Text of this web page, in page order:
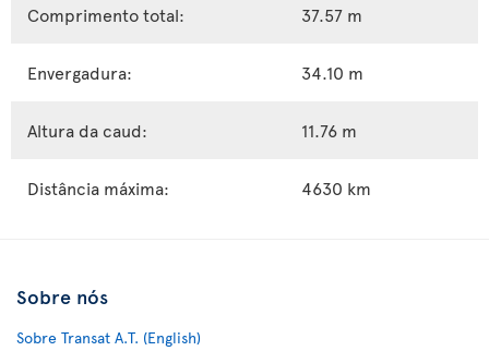
Comprimento total: 37.57 m
Envergadura: 34.10 m
Altura da caud: 11.76 m
Distância máxima: 4630 km
Sobre nós
Sobre Transat A.T. (English)